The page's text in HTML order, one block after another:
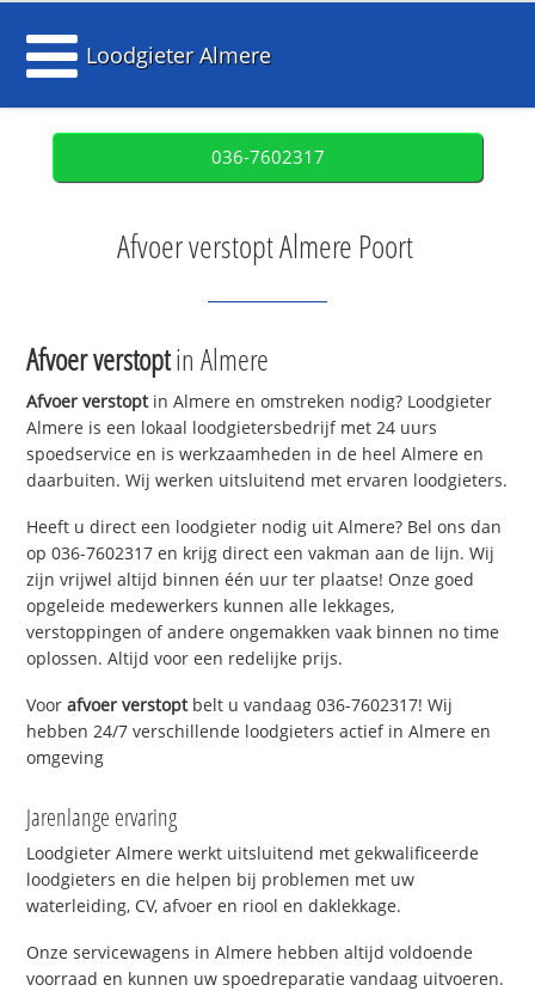
Loodgieter Almere
036-7602317
Afvoer verstopt Almere Poort
Afvoer verstoptin Almere
Afvoer verstoptin Almere en omstreken nodig? Loodgieter
Almere is een lokaal loodgietersbedrijf met 24 uurs
spoedservice en is werkzaamheden in de heel Almere en
daarbuiten. Wij werken uitsluitend met ervaren loodgieters.
Heeft u direct een loodgieter nodig uit Almere? Bel ons dan
op 036-7602317 en krijg direct een vakman aan de lijn. Wij
zijn vrijwel altijd binnen één uur ter plaatse! Onze goed
opgeleide medewerkers kunnen alle lekkages,
verstoppingen of andere ongemakken vaak binnen no time
oplossen. Altijd voor een redelijke prijs.
Voorafvoer verstoptbelt u vandaag 036-7602317! Wij
hebben 24/7 verschillende loodgieters actief in Almere en
omgeving
Jarenlange ervaring
Loodgieter Almere werkt uitsluitend met gekwalificeerde
loodgieters en die helpen bij problemen met uw
waterleiding, CV, afvoer en riool en daklekkage.
Onze servicewagens in Almere hebben altijd voldoende
voorraad en kunnen uw spoedreparatie vandaag uitvoeren.